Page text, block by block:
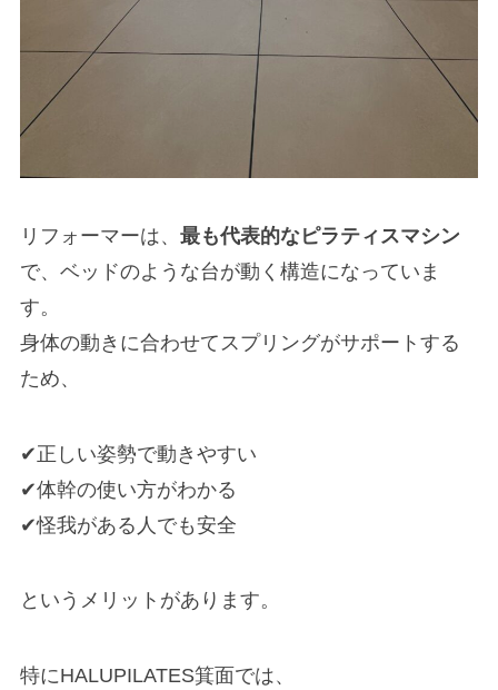
リフォーマーは、 最も代表的なピラティスマシン
で、ベッドのような台が動く構造になっていま
す。
身体の動きに合わせてスプリングがサポートする
ため、
✔正しい姿勢で動きやすい
✔体幹の使い方がわかる
✔怪我がある人でも安全
というメリットがあります。
特にHALUPILATES箕面では、